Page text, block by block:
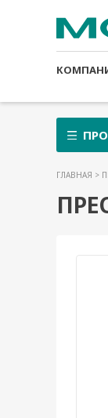
ГЛАВНАЯ >